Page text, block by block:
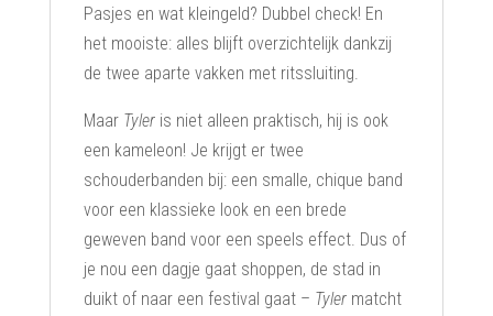
Pasjes en wat kleingeld? Dubbel check! En
het mooiste: alles blijft overzichtelijk dankzij
de twee aparte vakken met ritssluiting.
Maar Tyleris niet alleen praktisch, hij is ook
een kameleon! Je krijgt er twee
schouderbanden bij: een smalle, chique band
voor een klassieke look en een brede
geweven band voor een speels effect. Dus of
je nou een dagje gaat shoppen, de stad in
duikt of naar een festival gaat – Tylermatcht